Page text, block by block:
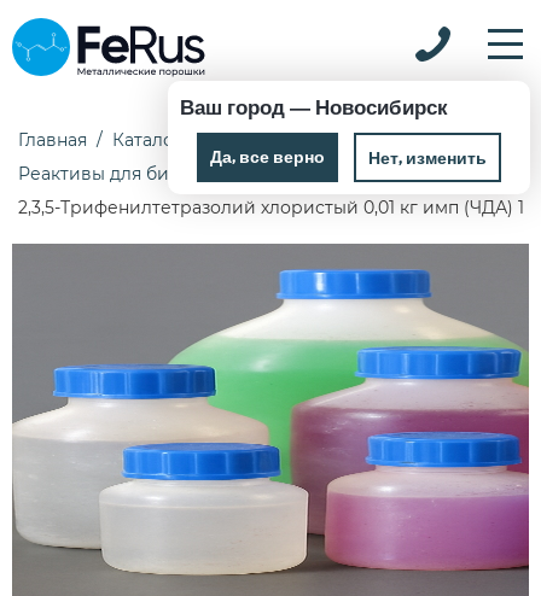
Ваш город — Новосибирск
Да, все верно Нет, изменить
Главная Каталог
Химические реактивы
Реактивы для биохимии, гистохимии и микробиологии
2,3,5-Трифенилтетразолий хлористый 0,01 кг имп (ЧДА) 10